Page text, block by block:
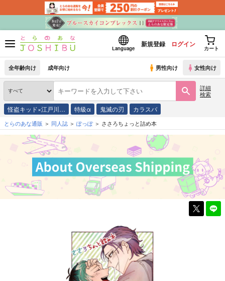
Language
新規登録 ログイン
カート
全年齢向け 成年向け 男性向け 女性向け
詳細
検索
怪盗キッド×江戸川… 特級α 鬼滅の刃 カラスバ
とらのあな通販 同人誌 ぽっぽ ささろちょっと詰め本